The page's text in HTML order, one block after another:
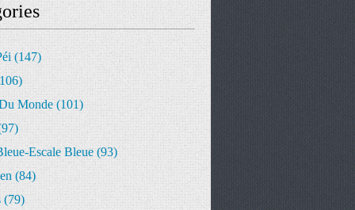
(147)
Monde(101)
Escale Bleue(93)
(84)
(79)